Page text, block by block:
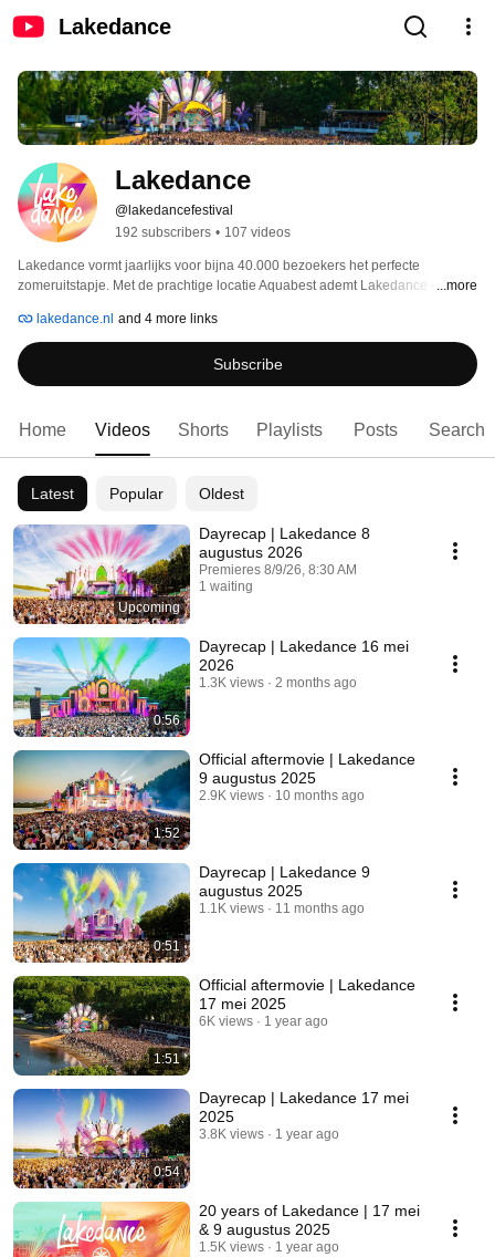
Lakedance
Lakedance
@lakedancefestival
192 subscribers • 107 videos
Lakedance vormt jaarlijks voor bijna 40.000 bezoekers het perfecte
zomeruitstapje. Met de prachtige locatie Aquabest ademt Lakedance een en
friends we dance!
...more
lakedance.nl and 4 more links
Subscribe
Home Videos Shorts Playlists Posts Search
Latest Popular Oldest
Upcoming
Dayrecap | Lakedance 8
augustus 2026
Premieres 8/9/26, 8:30 AM
1 waiting
0:56
Dayrecap | Lakedance 16 mei
2026
1.3K views 2 months ago
1:52
Official aftermovie | Lakedance
9 augustus 2025
2.9K views 10 months ago
0:51
Dayrecap | Lakedance 9
augustus 2025
1.1K views 11 months ago
1:51
Official aftermovie | Lakedance
17 mei 2025
6K views 1 year ago
0:54
Dayrecap | Lakedance 17 mei
2025
3.8K views 1 year ago
20 years of Lakedance | 17 mei
& 9 augustus 2025
1.5K views 1 year ago